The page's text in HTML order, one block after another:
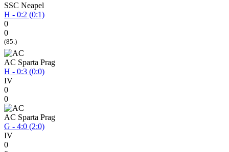
SSC Neapel
H - 0:2 (0:1)
0
0
(85.)
AC Sparta Prag
H - 0:3 (0:0)
IV
0
0
AC Sparta Prag
G - 4:0 (2:0)
IV
0